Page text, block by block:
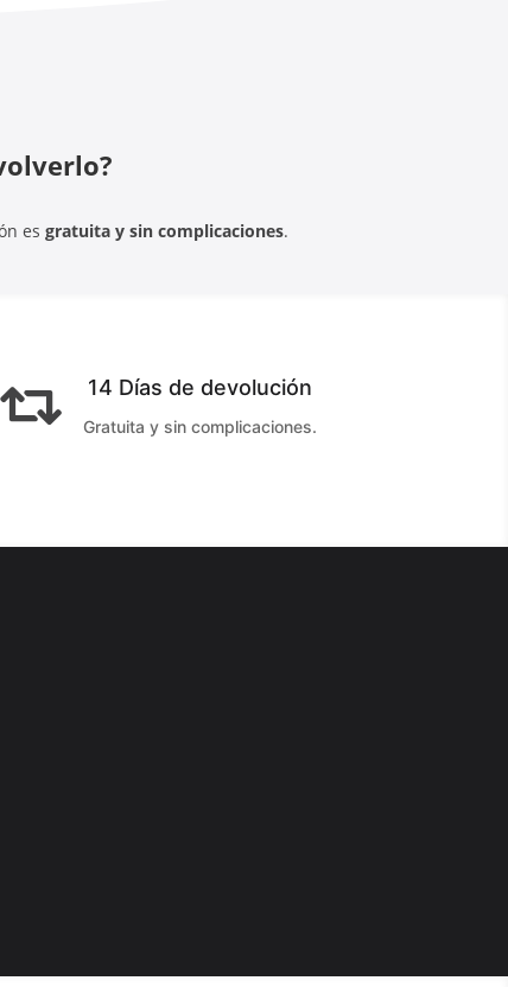
esgratuita y sin complicaciones.
 14 Días de devolución
Gratuita y sin complicaciones.